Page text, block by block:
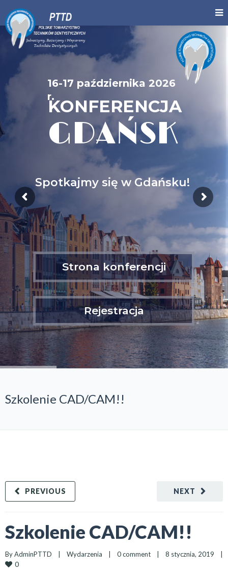
KONFERENCJA
GDAŃSK
16-17 października 2026
r.
Spotkajmy się w Gdańsku!
Strona konferencji
Rejestracja
Szkolenie CAD/CAM!!
NEXT
PREVIOUS
Szkolenie CAD/CAM!!
By AdminPTTD Wydarzenia 0 comment 8 stycznia, 2019
0